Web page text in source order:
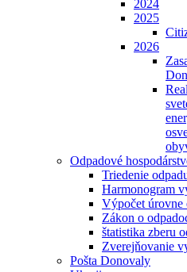
2024
2025
2026
Odpadové
Triedenie
Harmonogram
Výpočet úrovne
Zákon o
štatistika zberu
Zverejňovanie
Pošta Donovaly